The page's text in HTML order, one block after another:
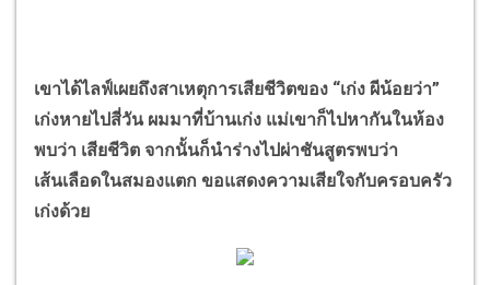
เขาได้ไลฟ์เผยถึงสาเหตุการเสียชีวิตของ “เก่ง ผีน้อยว่า”
เก่งหายไปสี่วัน ผมมาที่บ้านเก่ง แม่เขาก็ไปหากันในห้อง
พบว่า เสียชีวิต จากนั้นก็นำร่างไปผ่าชันสูตรพบว่า
เส้นเลือดในสมองแตก ขอแสดงความเสียใจกับครอบครัว
เก่งด้วย